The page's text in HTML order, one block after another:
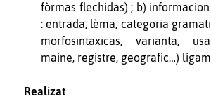
fòrmas flechidas) ; b)
: entrada, lèma, categoria
morfosintaxicas, varianta,
maine, registre, geografic…)
Realizat